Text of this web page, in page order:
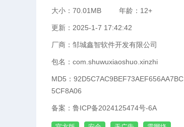
大小：70.01MB 年龄：12+
更新：2025-1-7 17:42:42
厂商：邹城鑫智软件开发有限公司
包名：com.shuwuxiaoshuo.xinzhi
MD5：92D5C7AC9BEF73AEF656AA7BC
5CF8A06
备案：鲁ICP备2024125474号-6A